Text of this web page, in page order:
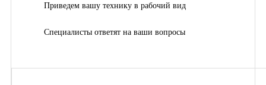
Приведем вашу технику в рабочий вид
Специалисты ответят на ваши вопросы